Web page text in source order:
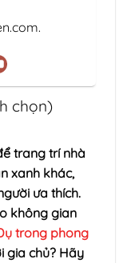
chọn)
trang trí nhà
xanh khác,
ưa thích.
không gian
trong phong
gia chủ? Hãy